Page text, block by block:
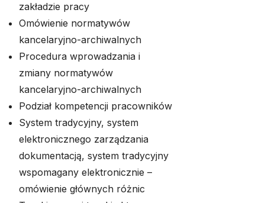
zakładzie pracy
Omówienie normatywów
kancelaryjno-archiwalnych
Procedura wprowadzania i
zmiany normatywów
kancelaryjno-archiwalnych
Podział kompetencji pracowników
System tradycyjny, system
elektronicznego zarządzania
dokumentacją, system tradycyjny
wspomagany elektronicznie –
omówienie głównych różnic